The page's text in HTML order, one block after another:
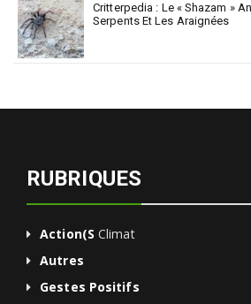
Critterpedia : Le « Shazam »
Serpents Et Les Araignées
RUBRIQUES
Action(s Climat
Autres
Gestes Positifs